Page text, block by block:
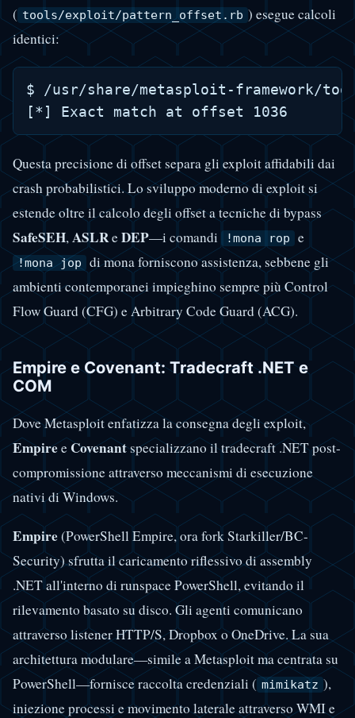
( tools/exploit/pattern_offset.rb ) esegue calcoli
identici:
$ /usr/share/metasploit-framework/
Questa precisione di offset separa gli exploit affidabili dai
crash probabilistici. Lo sviluppo moderno di exploit si
estende oltre il calcolo degli offset a tecniche di bypass
SafeSEH,ASLReDEP—i comandi !mona rop e
!mona jop
di mona forniscono assistenza, sebbene gli
ambienti contemporanei impieghino sempre più Control
Flow Guard (CFG) e Arbitrary Code Guard (ACG).
Empire e Covenant: Tradecraft .NET e
COM
Dove Metasploit enfatizza la consegna degli exploit,
Empiree Covenantspecializzano il tradecraft .NET post-
compromissione attraverso meccanismi di esecuzione
nativi di Windows.
Empire(PowerShell Empire, ora fork Starkiller/BC-
Security) sfrutta il caricamento riflessivo di assembly
.NET all'interno di runspace PowerShell, evitando il
rilevamento basato su disco. Gli agenti comunicano
attraverso listener HTTP/S, Dropbox o OneDrive. La sua
architettura modulare—simile a Metasploit ma centrata su
PowerShell—fornisce raccolta credenziali ( mimikatz ),
iniezione processi e movimento laterale attraverso WMI e